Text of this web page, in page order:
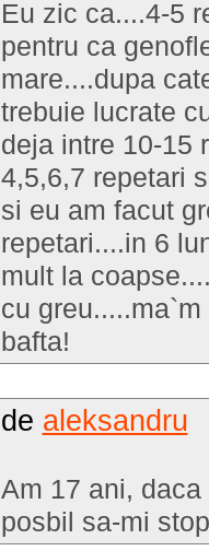
Eu zic ca....4-5
pentru ca
mare....dupa
trebuie lucrate
deja intre 10-15
4,5,6,7 repetari
si eu am facut
repetari....in 6
mult la
cu
bafta!
de aleksandru
Am 17 ani,
posbil sa-mi